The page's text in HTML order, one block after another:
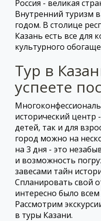
Россия - великая
Внутренний туризм
годом. В столице
Казань есть все для
культурного
Тур в
успеете
исторический центр
детей, так и для
город можно на
на 3 дня - это
и возможность
завесами тайн
Спланировать свой
интересно было
Рассмотрим
в туры Казани.